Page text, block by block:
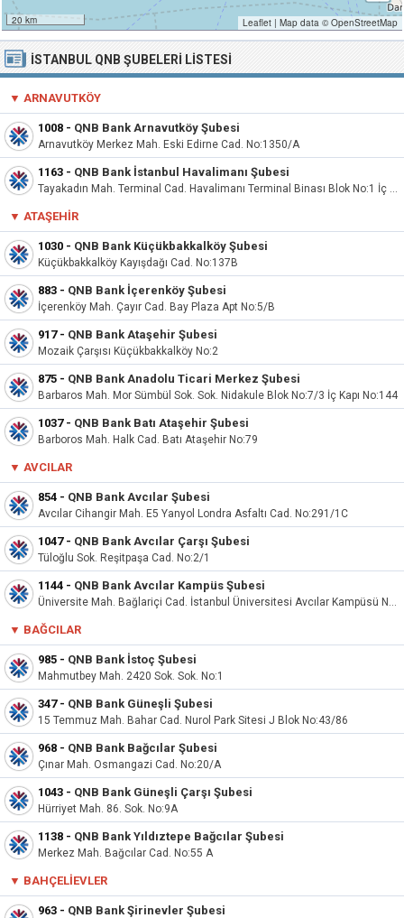
20 km Leaflet | Map data © OpenStreetMap
İSTANBUL QNB ŞUBELERI LISTESI
▼ ARNAVUTKÖY
1008 - QNB Bank Arnavutköy Şubesi
Arnavutköy Merkez Mah. Eski Edirne Cad. No:1350/A
1163 - QNB Bank İstanbul Havalimanı Şubesi
Tayakadın Mah. Terminal Cad. Havalimanı Terminal Binası Blok No:1 İç Kapı No:820544
▼ ATAŞEHIR
1030 - QNB Bank Küçükbakkalköy Şubesi
Küçükbakkalköy Kayışdağı Cad. No:137B
883 - QNB Bank İçerenköy Şubesi
İçerenköy Mah. Çayır Cad. Bay Plaza Apt No:5/B
917- QNB Bank Ataşehir Şubesi
Mozaik Çarşısı Küçükbakkalköy No:2
875 - QNB Bank Anadolu Ticari Merkez Şubesi
Barbaros Mah. Mor Sümbül Sok. Sok. Nidakule Blok No:7/3 İç Kapı No:144
1037- QNB Bank Batı Ataşehir Şubesi
Barboros Mah. Halk Cad. Batı Ataşehir No:79
▼ AVCILAR
854 - QNB Bank Avcılar Şubesi
Avcılar Cihangir Mah. E5 Yanyol Londra Asfaltı Cad. No:291/1C
1047- QNB Bank Avcılar Çarşı Şubesi
Tüloğlu Sok. Reşitpaşa Cad. No:2/1
1144 - QNB Bank Avcılar Kampüs Şubesi
Üniversite Mah. Bağlariçi Cad. İstanbul Üniversitesi Avcılar Kampüsü No:2/23A
▼ BAĞCILAR
985 - QNB Bank İstoç Şubesi
Mahmutbey Mah. 2420 Sok. Sok. No:1
347- QNB Bank Güneşli Şubesi
15 Temmuz Mah. Bahar Cad. Nurol Park Sitesi J Blok No:43/86
968 - QNB Bank Bağcılar Şubesi
Çınar Mah. Osmangazi Cad. No:20/A
1043 - QNB Bank Güneşli Çarşı Şubesi
Hürriyet Mah. 86. Sok. No:9A
1138 - QNB Bank Yıldıztepe Bağcılar Şubesi
Merkez Mah. Bağcılar Cad. No:55 A
▼ BAHÇELIEVLER
963 - QNB Bank Şirinevler Şubesi